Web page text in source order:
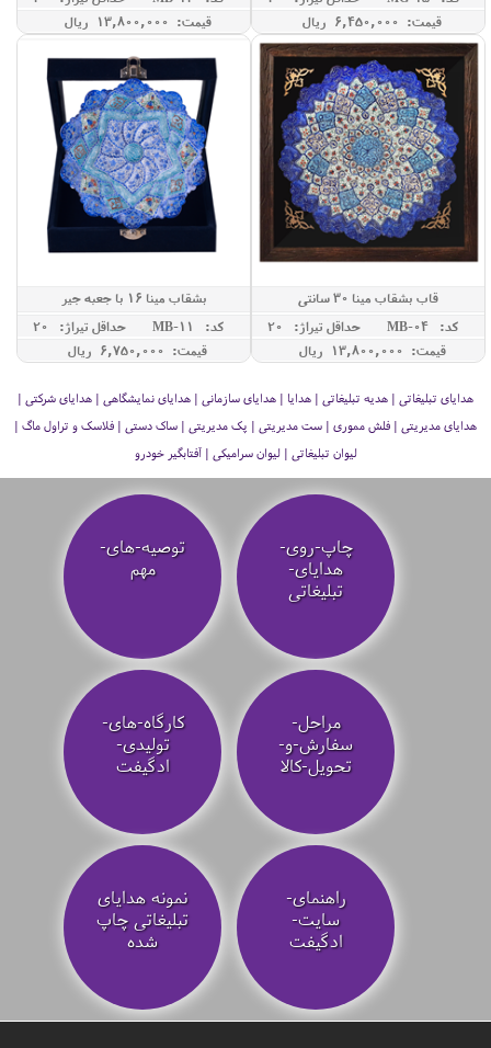
قیمت: 6,450,000 ريال
قیمت: 13,800,000 ريال
قاب بشقاب مینا 30 سانتی
کد: MB-04
حداقل تيراژ: 20
قیمت: 13,800,000 ريال
بشقاب مینا 16 با جعبه جیر
کد: MB-11
حداقل تيراژ: 20
قیمت: 6,750,000 ريال
هدایای تبلیغاتی | هدیه تبلیغاتی | هدایا | هدایای سازمانی | هدایای نمایشگاهی | هدایای شرکتی |
هدایای مدیریتی | فلش مموری | ست مدیریتی | پک مدیریتی | ساک دستی | فلاسک و تراول ماگ |
لیوان تبلیغاتی | لیوان سرامیکی | آفتابگیر خودرو
چاپ-روی-
هدایای-
تبلیغاتی
توصیه‌-های-
مهم
مراحل-
سفارش-و-
تحویل-کالا
کارگاه-های-
تولیدی-
ادگیفت
راهنمای-
سایت-
ادگیفت
نمونه هدایای
تبلیغاتی چاپ
شده